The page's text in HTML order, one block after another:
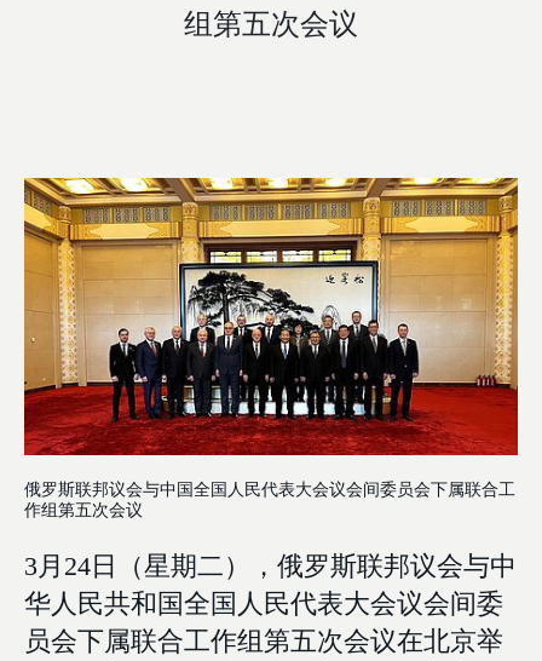
组第五次会议
俄罗斯联邦议会与中国全国人民代表大会议会间委员会下属联合工
作组第五次会议
3月24日（星期二），俄罗斯联邦议会与中
华人民共和国全国人民代表大会议会间委
员会下属联合工作组第五次会议在北京举